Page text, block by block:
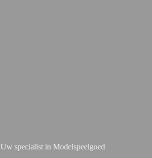
Uw specialist in Modelspeelgoed